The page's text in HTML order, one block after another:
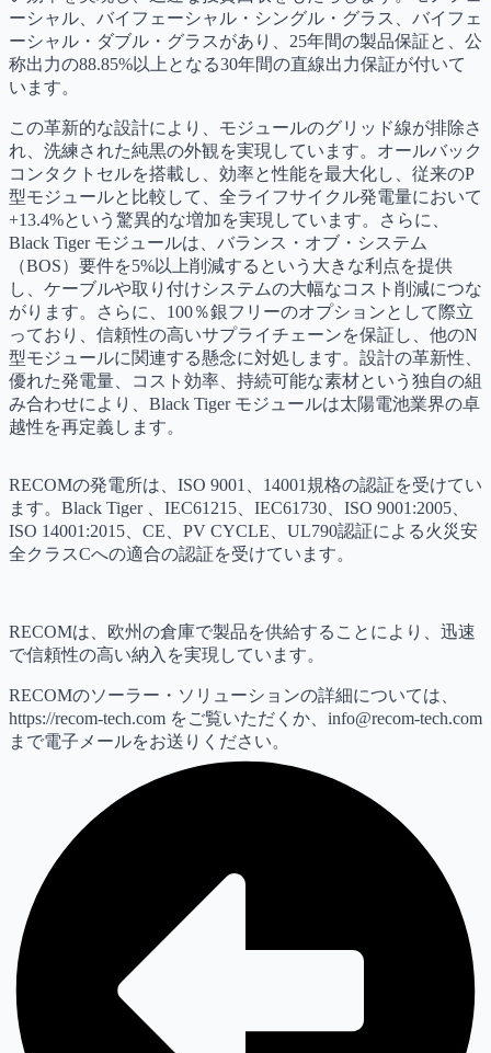
ーシャル、バイフェーシャル・シングル・グラス、バイフェ
ーシャル・ダブル・グラスがあり、25年間の製品保証と、公
称出力の88.85%以上となる30年間の直線出力保証が付いて
います。
この革新的な設計により、モジュールのグリッド線が排除さ
れ、洗練された純黒の外観を実現しています。オールバック
コンタクトセルを搭載し、効率と性能を最大化し、従来のP
型モジュールと比較して、全ライフサイクル発電量において
+13.4%という驚異的な増加を実現しています。さらに、
Black Tiger モジュールは、バランス・オブ・システム
（BOS）要件を5%以上削減するという大きな利点を提供
し、ケーブルや取り付けシステムの大幅なコスト削減につな
がります。さらに、100％銀フリーのオプションとして際立
っており、信頼性の高いサプライチェーンを保証し、他のN
型モジュールに関連する懸念に対処します。設計の革新性、
優れた発電量、コスト効率、持続可能な素材という独自の組
み合わせにより、Black Tiger モジュールは太陽電池業界の卓
越性を再定義します。
RECOMの発電所は、ISO 9001、14001規格の認証を受けてい
ます。Black Tiger 、IEC61215、IEC61730、ISO 9001:2005、
ISO 14001:2015、CE、PV CYCLE、UL790認証による火災安
全クラスCへの適合の認証を受けています。
RECOMは、欧州の倉庫で製品を供給することにより、迅速
で信頼性の高い納入を実現しています。
RECOMのソーラー・ソリューションの詳細については、
https://recom-tech.com をご覧いただくか、 info@recom-tech.com
まで電子メールをお送りください。